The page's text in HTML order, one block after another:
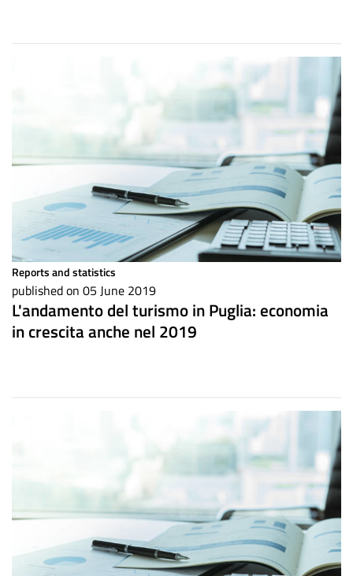
Reports and statistics
published on 05 June 2019
L'andamento del turismo in Puglia: economia
in crescita anche nel 2019